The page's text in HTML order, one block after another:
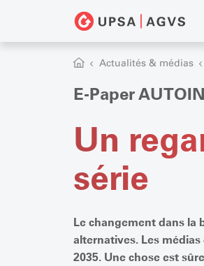
Actualités & médias
E-Paper
Un
série
Le changement dans la
alternatives. Les
2035. Une chose est